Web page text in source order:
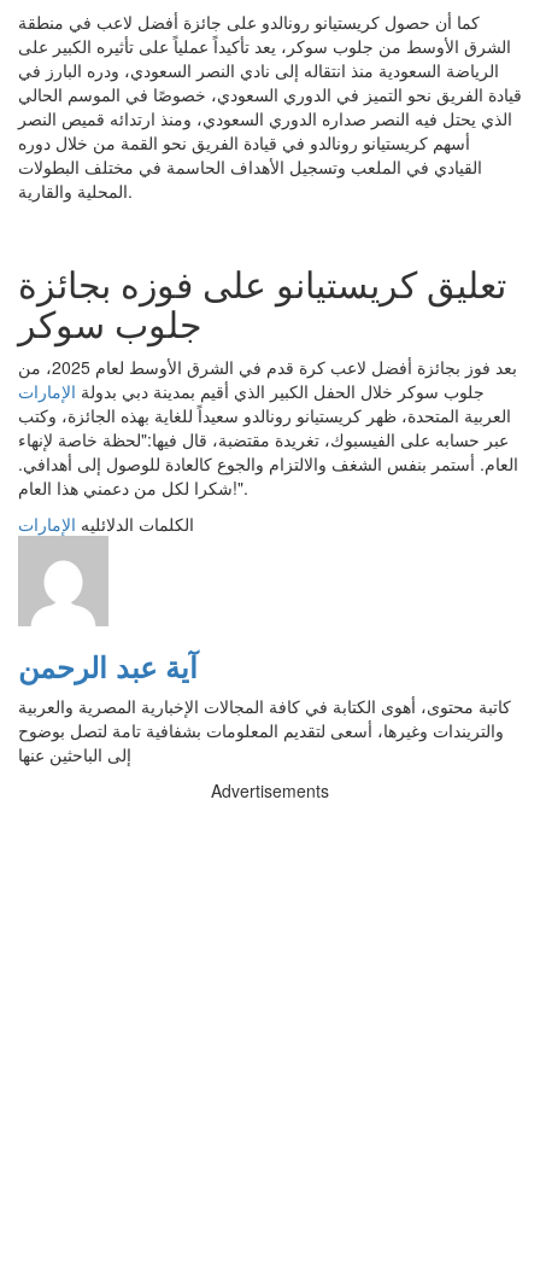
كما أن حصول كريستيانو رونالدو على جائزة أفضل لاعب في منطقة
الشرق الأوسط من جلوب سوكر، يعد تأكيداً عملياً على تأثيره الكبير على
الرياضة السعودية منذ انتقاله إلى نادي النصر السعودي، ودره البارز في
قيادة الفريق نحو التميز في الدوري السعودي، خصوصًا في الموسم الحالي
الذي يحتل فيه النصر صداره الدوري السعودي، ومنذ ارتدائه قميص النصر
أسهم كريستيانو رونالدو في قيادة الفريق نحو القمة من خلال دوره
القيادي في الملعب وتسجيل الأهداف الحاسمة في مختلف البطولات
المحلية والقارية.
تعليق كريستيانو على فوزه بجائزة
جلوب سوكر
بعد فوز بجائزة أفضل لاعب كرة قدم في الشرق الأوسط لعام 2025، من
جلوب سوكر خلال الحفل الكبير الذي أقيم بمدينة دبي بدولة الإمارات
العربية المتحدة، ظهر كريستيانو رونالدو سعيداً للغاية بهذه الجائزة، وكتب
عبر حسابه على الفيسبوك، تغريدة مقتضبة، قال فيها:"لحظة خاصة لإنهاء
العام. أستمر بنفس الشغف والالتزام والجوع كالعادة للوصول إلى أهدافي.
شكرا لكل من دعمني هذا العام!".
الكلمات الدلائليه الإمارات
آية عبد الرحمن
كاتبة محتوى، أهوى الكتابة في كافة المجالات الإخبارية المصرية والعربية
والتريندات وغيرها، أسعى لتقديم المعلومات بشفافية تامة لتصل بوضوح
إلى الباحثين عنها
Advertisements